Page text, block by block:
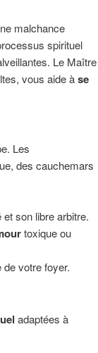
malchance
spirituel
Le Maître
vous aide àse
Les
des cauchemars
son libre arbitre.
toxique ou
de votre foyer.
adaptées à